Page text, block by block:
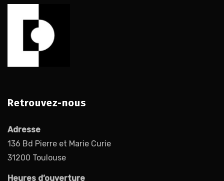
Retrouvez-nous
Adresse
136 Bd Pierre et Marie Curie
31200 Toulouse
Heures d’ouverture